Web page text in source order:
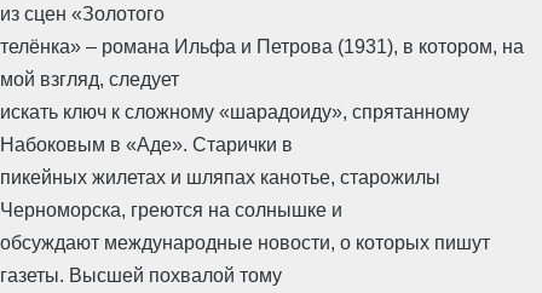
из сцен «Золотого
телёнка» – романа Ильфа и Петрова (1931), в котором, на
мой взгляд, следует
искать ключ к сложному «шарадоиду», спрятанному
Набоковым в «Аде». Старички в
пикейных жилетах и шляпах канотье, старожилы
Черноморска, греются на солнышке и
обсуждают международные новости, о которых пишут
газеты. Высшей похвалой тому